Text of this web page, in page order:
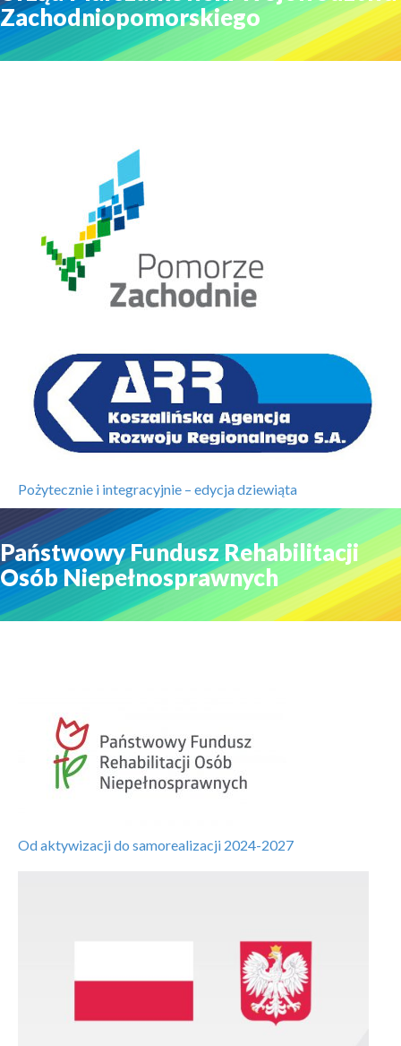
Zachodniopomorskiego
Pożytecznie i integracyjnie – edycja dziewiąta
Państwowy Fundusz Rehabilitacji
Osób Niepełnosprawnych
Od aktywizacji do samorealizacji 2024-2027